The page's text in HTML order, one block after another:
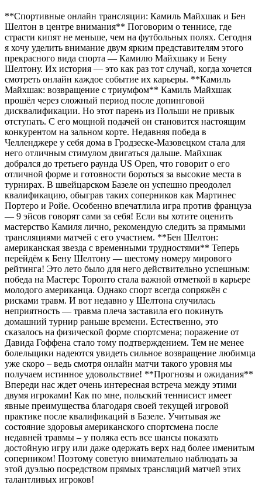
**Спортивные онлайн трансляции: Камиль Майхшак и Бен
Шелтон в центре внимания** Поговорим о теннисе, где
страсти кипят не меньше, чем на футбольных полях. Сегодня
я хочу уделить внимание двум ярким представителям этого
прекрасного вида спорта — Камилю Майхшаку и Бену
Шелтону. Их история — это как раз тот случай, когда хочется
смотреть онлайн каждое событие их карьеры. **Камиль
Майхшак: возвращение с триумфом** Камиль Майхшак
прошёл через сложный период после допинговой
дисквалификации. Но этот парень из Польши не привык
отступать. С его мощной подачей он становится настоящим
конкурентом на зальном корте. Недавняя победа в
Челленджере у себя дома в Гродзеске-Мазовецком стала для
него отличным стимулом двигаться дальше. Майхшак
добрался до третьего раунда US Open, что говорит о его
отличной форме и готовности бороться за высокие места в
турнирах. В швейцарском Базеле он успешно преодолел
квалификацию, обыграв таких соперников как Мартинес
Портеро и Ройе. Особенно впечатлила игра против француза
— 9 эйсов говорят сами за себя! Если вы хотите оценить
мастерство Камиля лично, рекомендую следить за прямыми
трансляциями матчей с его участием. **Бен Шелтон:
американская звезда с временными трудностями** Теперь
перейдём к Бену Шелтону — шестому номеру мирового
рейтинга! Это лето было для него действительно успешным:
победа на Мастерс Торонто стала важной отметкой в карьере
молодого американца. Однако спорт всегда сопряжён с
рисками травм. И вот недавно у Шелтона случилась
неприятность — травма плеча заставила его покинуть
домашний турнир раньше времени. Естественно, это
сказалось на физической форме спортсмена; поражение от
Давида Гоффена стало тому подтверждением. Тем не менее
болельщики надеются увидеть сильное возвращение любимца
уже скоро – ведь смотря онлайн матчи такого уровня мы
получаем истинное удовольствие! **Прогнозы и ожидания**
Впереди нас ждет очень интересная встреча между этими
двумя игроками! Как по мне, польский теннисист имеет
явные преимущества благодаря своей текущей игровой
практике после квалификаций в Базеле. Учитывая же
состояние здоровья американского спортсмена после
недавней травмы – у поляка есть все шансы показать
достойную игру или даже одержать верх над более именитым
соперником! Поэтому советую внимательно наблюдать за
этой дуэлью посредством прямых трансляций матчей этих
талантливых игроков!